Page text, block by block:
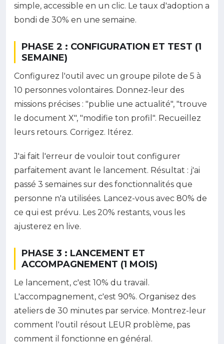
simple, accessible en un clic. Le taux d'adoption a
bondi de 30% en une semaine.
PHASE 2 : CONFIGURATION ET TEST (1
SEMAINE)
Configurez l'outil avec un groupe pilote de 5 à
10 personnes volontaires. Donnez-leur des
missions précises : "publie une actualité", "trouve
le document X", "modifie ton profil". Recueillez
leurs retours. Corrigez. Itérez.
J'ai fait l'erreur de vouloir tout configurer
parfaitement avant le lancement. Résultat : j'ai
passé 3 semaines sur des fonctionnalités que
personne n'a utilisées. Lancez-vous avec 80% de
ce qui est prévu. Les 20% restants, vous les
ajusterez en live.
PHASE 3 : LANCEMENT ET
ACCOMPAGNEMENT (1 MOIS)
Le lancement, c'est 10% du travail.
L'accompagnement, c'est 90%. Organisez des
ateliers de 30 minutes par service. Montrez-leur
comment l'outil résout LEUR problème, pas
comment il fonctionne en général.